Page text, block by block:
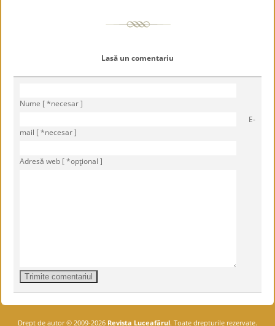
Lasă un comentariu
Nume [ *necesar ]
E-
mail [ *necesar ]
Adresă web [ *opţional ]
Drept de autor © 2009-2026 Revista Luceafărul. Toate drepturile rezervate.